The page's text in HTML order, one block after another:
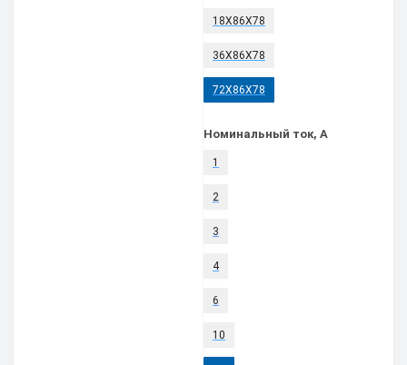
18Х86Х78
36Х86Х78
72Х86Х78
Номинальный ток, А
1
2
3
4
6
10